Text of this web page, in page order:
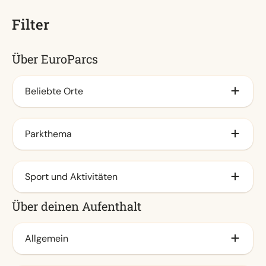
Filter
Über EuroParcs
Beliebte Orte
Am Meer (18)
Am Veluwemeer
Achterhoek
Parkthema
Natur (8)
Wasser (22)
Sport und Aktivitäten
Animationsprogramm (13)
Freibad / Spraypark
Hallenbad (3)
Über deinen Aufenthalt
Allgemein